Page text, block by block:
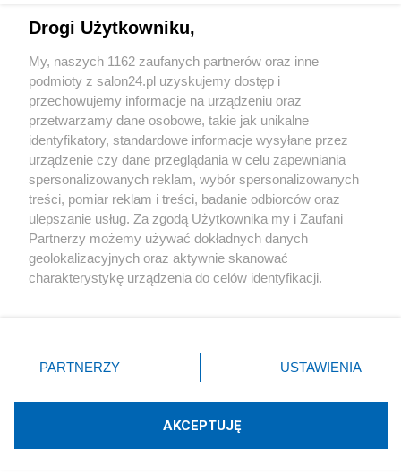
Sport
Społeczeństwo
Kultura
X Facebook Instagram Youtube
Technologię dostarcza:W3media.pl
Drogi Użytkowniku,
My, naszych 1162 zaufanych partnerów oraz inne
podmioty z salon24.pl uzyskujemy dostęp i
przechowujemy informacje na urządzeniu oraz
przetwarzamy dane osobowe, takie jak unikalne
identyfikatory, standardowe informacje wysyłane przez
urządzenie czy dane przeglądania w celu zapewniania
spersonalizowanych reklam, wybór spersonalizowanych
treści, pomiar reklam i treści, badanie odbiorców oraz
ulepszanie usług. Za zgodą Użytkownika my i Zaufani
Partnerzy możemy używać dokładnych danych
geolokalizacyjnych oraz aktywnie skanować
charakterystykę urządzenia do celów identyfikacji.
zmienić/wycofać klikając przycisk ustawień prywatności
znajdujący się w lewym dolnym rogu strony
rodzaje przetwarzania danych nie wymagają zgody
użytkownika, ale masz prawo sprzeciwić się takiemu
PARTNERZY USTAWIENIA
AKCEPTUJĘ